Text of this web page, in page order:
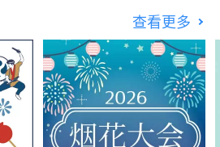
查看更多